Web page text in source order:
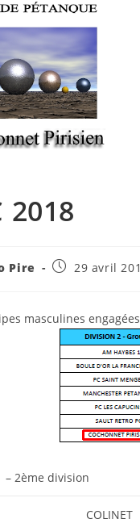
2018
:
Pire
Publication
29 avril
masculines
– 2ème division
COLINET